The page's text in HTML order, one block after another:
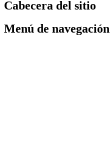
Cabecera del sitio
Menú de navegación